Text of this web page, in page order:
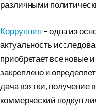
различными
Коррупция – одна из
актуальность
приобретает все новые
закреплено и
дача взятки, получение
коммерческий подкуп